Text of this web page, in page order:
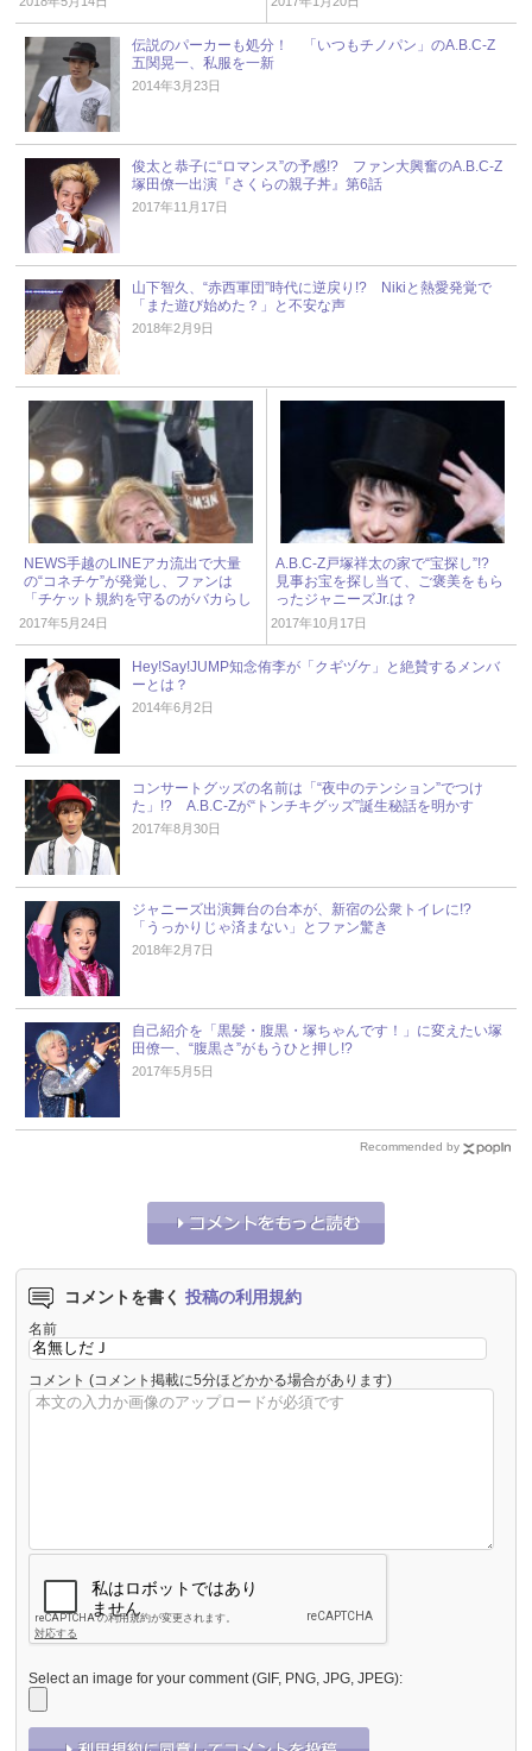
伝説のパーカーも処分！ 「いつもチノパン」のA.B.C-Z
五関晃一、私服を一新
2014年3月23日
俊太と恭子に“ロマンス”の予感!? ファン大興奮のA.B.C-Z
塚田僚一出演『さくらの親子丼』第6話
2017年11月17日
山下智久、“赤西軍団”時代に逆戻り!? Nikiと熱愛発覚で
「また遊び始めた？」と不安な声
2018年2月9日
NEWS手越のLINEアカ流出で大量
の“コネチケ”が発覚し、ファンは
「チケット規約を守るのがバカらし
い」
2017年5月24日
A.B.C-Z戸塚祥太の家で“宝探し”!?
見事お宝を探し当て、ご褒美をもら
ったジャニーズJr.は？
2017年10月17日
Hey!Say!JUMP知念侑李が「クギヅケ」と絶賛するメンバ
ーとは？
2014年6月2日
コンサートグッズの名前は「“夜中のテンション”でつけ
た」!? A.B.C-Zが“トンチキグッズ”誕生秘話を明かす
2017年8月30日
ジャニーズ出演舞台の台本が、新宿の公衆トイレに!?
「うっかりじゃ済まない」とファン驚き
2018年2月7日
自己紹介を「黒髪・腹黒・塚ちゃんです！」に変えたい塚
田僚一、“腹黒さ”がもうひと押し!?
2017年5月5日
Recommended by
コメントを書く 投稿の利用規約
名前
コメント (コメント掲載に5分ほどかかる場合があります)
Select an image for your comment (GIF, PNG, JPG, JPEG):